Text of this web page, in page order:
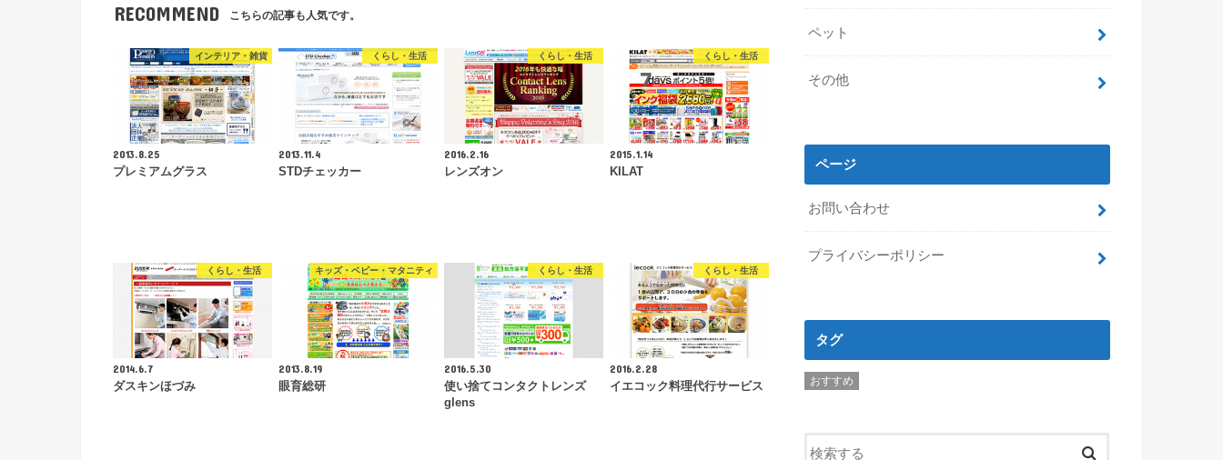
RECOMMEND こちらの記事も人気です。
インテリア・雑貨
2013.8.25
プレミアムグラス
くらし・生活
2013.11.4
STDチェッカー
くらし・生活
2016.2.16
レンズオン
くらし・生活
2015.1.14
KILAT
くらし・生活
2014.6.7
ダスキンほづみ
キッズ・ベビー・マタニティ
2013.8.19
眼育総研
くらし・生活
2016.5.30
使い捨てコンタクトレンズ
glens
くらし・生活
2016.2.28
イエコック料理代行サービス
ペット
その他
ページ
お問い合わせ
プライバシーポリシー
タグ
おすすめ